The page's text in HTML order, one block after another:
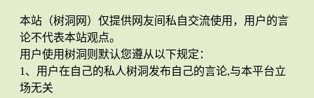
本站（树洞网）仅提供网友间私自交流使用，用户的言
论不代表本站观点。
用户使用树洞则默认您遵从以下规定：
1、用户在自己的私人树洞发布自己的言论,与本平台立
场无关